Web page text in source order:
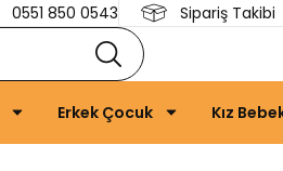
0551 850 0543 Sipariş Takibi
Erkek Çocuk Kız